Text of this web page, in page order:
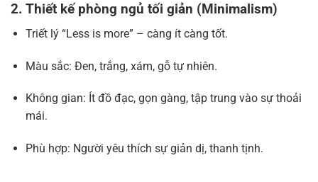
2. Thiết kế phòng ngủ tối giản (Minimalism)
Triết lý “Less is more” – càng ít càng tốt.
Màu sắc: Đen, trắng, xám, gỗ tự nhiên.
Không gian: Ít đồ đạc, gọn gàng, tập trung vào sự thoải
mái.
Phù hợp: Người yêu thích sự giản dị, thanh tịnh.